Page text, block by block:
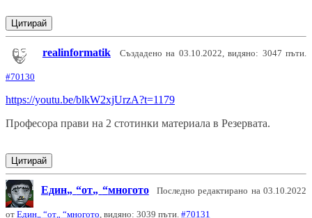
Цитирай
realinformatik Създадено на 03.10.2022, видяно: 3047 пъти.
#70130
https://youtu.be/blkW2xjUrzA?t=1179
Професора прави на 2 стотинки материала в Резервата.
Цитирай
Един от многото Последно редактирано на 03.10.2022
от Един от многото , видяно: 3039 пъти. #70131